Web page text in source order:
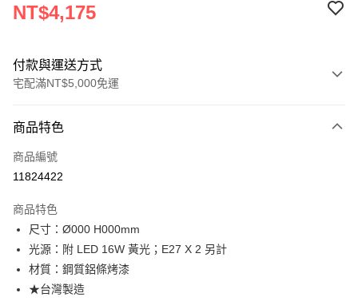
NT$4,175
付款與運送方式
宅配滿NT$5,000免運
信用卡一次付款
LINE Pay
街口支付
悠遊付
Google Pay
商品特色
商品編號
11824422
商品特色
尺寸：Ø000 H000mm
光源：附 LED 16W 黃光；E27 X 2 另計
材質：鋼質鋁條烤漆
★台灣製造